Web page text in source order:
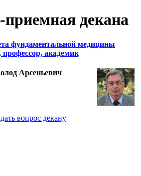
декана
фундаментальной медицины
профессор, академик
Арсеньевич
вопрос декану